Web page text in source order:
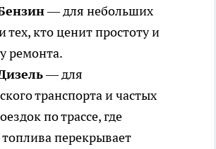
— для небольших
тех, кто ценит простоту и
ремонта.
— для
транспорта и частых
по трассе, где
перекрывает